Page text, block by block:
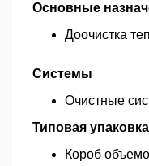
Основные
Доочистка
Системы
Очистные
Типовая упаковка
Короб